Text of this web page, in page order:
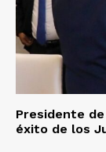
Presidente
éxito de los